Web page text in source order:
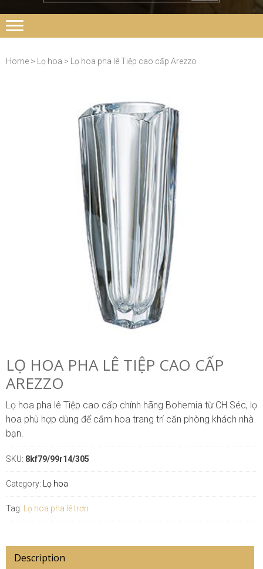
Home > Lọ hoa > Lọ hoa pha lê Tiệp cao cấp Arezzo
LỌ HOA PHA LÊ TIỆP CAO CẤP
AREZZO
Lọ hoa pha lê Tiệp cao cấp chính hãng Bohemia từ CH Séc, lọ
hoa phù hợp dùng để cắm hoa trang trí căn phòng khách nhà
bạn.
SKU: 8kf79/99r14/305
Category: Lọ hoa
Tag: Lọ hoa pha lê trơn
Description